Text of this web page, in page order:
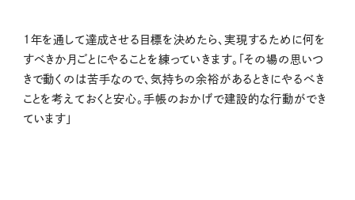
1年を通して達成させる目標を決めたら、実現するために何を
すべきか月ごとにやることを練っていきます。「その場の思いつ
きで動くのは苦手なので、気持ちの余裕があるときにやるべき
ことを考えておくと安心。手帳のおかげで建設的な行動ができ
ています」